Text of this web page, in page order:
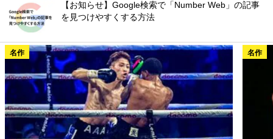
【お知らせ】Google検索で「Number Web」の記事
を見つけやすくする方法
名作 名作